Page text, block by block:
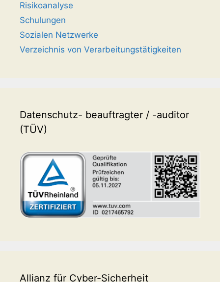
Risikoanalyse
Schulungen
Sozialen Netzwerke
Verzeichnis von Verarbeitungstätigkeiten
Datenschutz- beauftragter / -auditor
(TÜV)
Allianz für Cyber-Sicherheit